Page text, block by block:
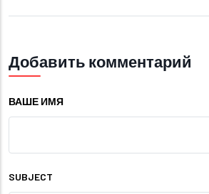
Добавить комментарий
ВАШЕ ИМЯ
SUBJECT